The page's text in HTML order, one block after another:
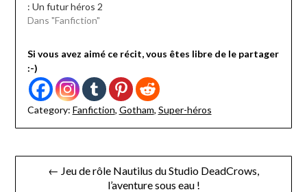
: Un futur héros 2
Dans "Fanfiction"
Si vous avez aimé ce récit, vous êtes libre de le partager
:-)
Category: Fanfiction, Gotham, Super-héros
Navigation
← Jeu de rôle Nautilus du Studio DeadCrows,
l’aventure sous eau !